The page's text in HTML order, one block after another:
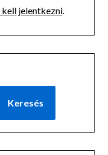
kell jelentkezni.
Keresés